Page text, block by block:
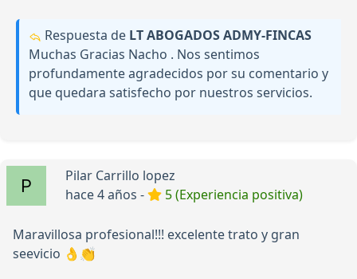
Respuesta de LT ABOGADOS ADMY-FINCAS
Muchas Gracias Nacho . Nos sentimos
profundamente agradecidos por su comentario y
que quedara satisfecho por nuestros servicios.
Pilar Carrillo lopez
hace 4 años -
5 (Experiencia positiva)
Maravillosa profesional!!! excelente trato y gran
seevicio 👌👏